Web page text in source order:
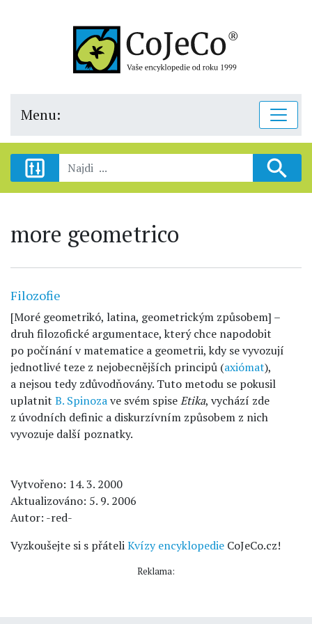
Menu:
more geometrico
Filozofie
[Moré geometrikó, latina, geometrickým způsobem] –
druh filozofické argumentace, který chce napodobit
po počínání v matematice a geometrii, kdy se vyvozují
jednotlivé teze z nejobecnějších principů (axiómat),
a nejsou tedy zdůvodňovány. Tuto metodu se pokusil
uplatnit B. Spinozave svém spiseEtika, vychází zde
z úvodních definic a diskurzívním způsobem z nich
vyvozuje další poznatky.
Vytvořeno: 14. 3. 2000
Aktualizováno: 5. 9. 2006
Autor: -red-
Vyzkoušejte si s přáteliKvízy encyklopedie CoJeCo.cz!
Reklama: